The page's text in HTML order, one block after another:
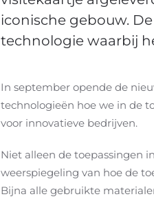
iconische gebouw.
technologie waarbij
In september opende de
technologieën hoe we in de
voor innovatieve bedrijven.
Niet alleen de toepassingen
weerspiegeling van hoe de
Bijna alle gebruikte